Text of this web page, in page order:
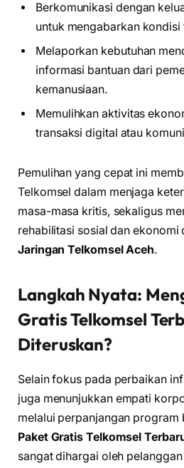
Berkomunikasi dengan
untuk mengabarkan kondisi
Melaporkan kebutuhan
informasi bantuan dari
kemanusiaan.
Memulihkan aktivitas
transaksi digital atau
Pemulihan yang cepat ini
Telkomsel dalam menjaga
masa-masa kritis, sekaligus
rehabilitasi sosial dan ekonomi
Jaringan Telkomsel Aceh.
Langkah Nyata:
Gratis Telkomsel
Diteruskan?
Selain fokus pada perbaikan
juga menunjukkan empati
melalui perpanjangan program
Paket Gratis Telkomsel
sangat dihargai oleh